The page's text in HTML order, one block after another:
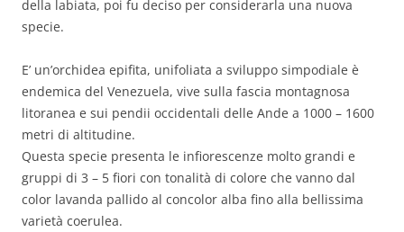
della labiata, poi fu deciso per considerarla una nuova
specie.
E’ un’orchidea epifita, unifoliata a sviluppo simpodiale è
endemica del Venezuela, vive sulla fascia montagnosa
litoranea e sui pendii occidentali delle Ande a 1000 – 1600
metri di altitudine.
Questa specie presenta le infiorescenze molto grandi e
gruppi di 3 – 5 fiori con tonalità di colore che vanno dal
color lavanda pallido al concolor alba fino alla bellissima
varietà coerulea.